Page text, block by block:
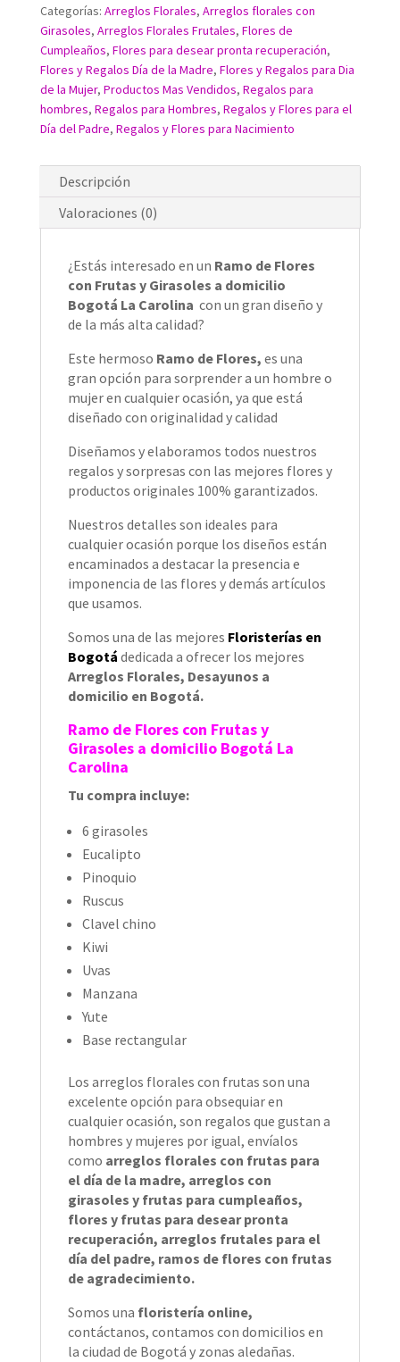
Girasoles
a
domicilio
Bogotá
La
Carolina
cantidad
Categorías: Arreglos Florales, Arreglos florales con
Girasoles, Arreglos Florales Frutales, Flores de
Cumpleaños, Flores para desear pronta recuperación,
Flores y Regalos Día de la Madre, Flores y Regalos para Dia
de la Mujer, Productos Mas Vendidos, Regalos para
hombres, Regalos para Hombres, Regalos y Flores para el
Día del Padre, Regalos y Flores para Nacimiento
Descripción
Valoraciones (0)
¿Estás interesado en un Ramo de Flores
con Frutas y Girasoles a domicilio
Bogotá La Carolina con un gran diseño y
de la más alta calidad?
Este hermoso Ramo de Flores, es una
gran opción para sorprender a un hombre o
mujer en cualquier ocasión, ya que está
diseñado con originalidad y calidad
Diseñamos y elaboramos todos nuestros
regalos y sorpresas con las mejores flores y
productos originales 100% garantizados.
Nuestros detalles son ideales para
cualquier ocasión porque los diseños están
encaminados a destacar la presencia e
imponencia de las flores y demás artículos
que usamos.
Somos una de las mejores Floristerías en
Bogotá dedicada a ofrecer los mejores
Arreglos Florales, Desayunos a
domicilio en Bogotá.
Ramo de Flores con Frutas y
Girasoles a domicilio Bogotá La
Carolina
Tu compra incluye:
6 girasoles
Eucalipto
Pinoquio
Ruscus
Clavel chino
Kiwi
Uvas
Manzana
Yute
Base rectangular
Los arreglos florales con frutas son una
excelente opción para obsequiar en
cualquier ocasión, son regalos que gustan a
hombres y mujeres por igual, envíalos
como arreglos florales con frutas para
el día de la madre, arreglos con
girasoles y frutas para cumpleaños,
flores y frutas para desear pronta
recuperación, arreglos frutales para el
día del padre, ramos de flores con frutas
de agradecimiento.
Somos una floristería online,
contáctanos, contamos con domicilios en
la ciudad de Bogotá y zonas aledañas.